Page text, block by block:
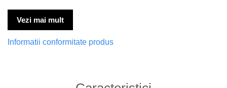
lumina, cât și că iluminat ambiental, oferind un efect de
difuza, relaxantă și plăcută pentru ochi
Vezi mai mult
Informatii conformitate produs